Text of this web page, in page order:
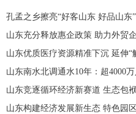
孔孟之乡擦亮“好客山东 好品山东
山东充分释放惠企政策 助力外贸
山东优质医疗资源精准下沉 延伸“
山东南水北调通水10年：超4000
山东竞逐循环经济新赛道 生态包
山东构建经济发展新生态 特色园